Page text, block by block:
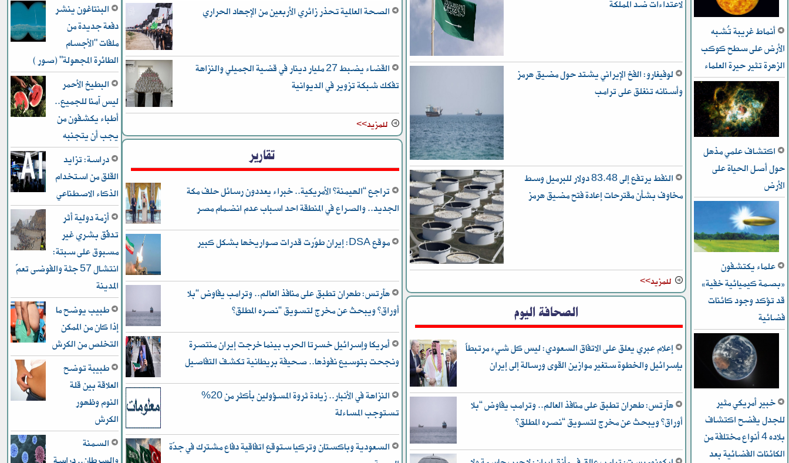
أنماط غريبة تُشبه
الأرض على سطح كوكب
الزهرة تثير حيرة العلماء
اكتشاف علمي مذهل
حول أصل الحياة على
الأرض
علماء يكتشفون
«بصمة كيميائية خفية»
قد تؤكد وجود كائنات
فضائية
خبير أمريكي مثير
للجدل يفضح اكتشاف
بلاده 4 أنواع مختلفة من
الكائنات الفضائية بعد
لاعتداءات ضد المملكة
لوفيغارو: الفخ الإيراني يشتد حول مضيق هرمز
وأسنانه تنغلق على ترامب
النفط يرتفع إلى 83.48 دولار للبرميل وسط
مخاوف بشأن مقترحات إعادة فتح مضيق هرمز
للمزيد>>
الصحافة اليوم
إعلام عبري يعلق على الاتفاق السعودي: ليس كل شيء مرتبطاً
بإسرائيل والخطوة ستغير موازين القوى ورسالة إلى إيران
هآرتس: طهران تطبق على منافذ العالم.. وترامب يفاوض “بلا
أوراق” ويبحث عن مخرج لتسويق “نصره المطلق”
الصحة العالمية تحذر زائري الأربعين من الإجهاد الحراري
القضاء يضبط 27 مليار دينار في قضية الجميلي والنزاهة
تفكك شبكة تزوير في الديوانية
للمزيد>>
تقارير
تراجع “الهيمنة” الأمريكية.. خبراء يعددون رسائل حلف مكة
الجديد.. والصراع في المنطقة احد اسباب عدم انضمام مصر
موقع DSA: إيران طوّرت قدرات صواريخها بشكل كبير
هآرتس: طهران تطبق على منافذ العالم.. وترامب يفاوض “بلا
أوراق” ويبحث عن مخرج لتسويق “نصره المطلق”
أمريكا وإسرائيل خسرتا الحرب بينما خرجت إيران منتصرة
ونجحت بتوسيع نفوذها.. صحيفة بريطانية تكشف التفاصيل
النزاهة في الأنبار.. زيادة ثروة المسؤولين بأكثر من 20%
تستوجب المساءلة
السعودية وباكستان وتركيا ستوقع اتفاقية دفاع مشترك في جدّة
البنتاغون ينشر
دفعة جديدة من
ملفات "الأجسام
الطائرة المجهولة" (صور )
البطيخ الأحمر
ليس آمنا للجميع..
أطباء يكشفون من
يجب أن يتجنبه
دراسة: تزايد
القلق من استخدام
الذكاء الاصطناعي
أزمة دولية أثر
تدفّق بشري غير
مسبوق على سبتة:
انتشال 57 جثة والفوضى تعمّ
المدينة
طبيب يوضح ما
إذا كان من الممكن
التخلص من الكرش
طبيبة توضح
العلاقة بين قلة
النوم وظهور
الكرش
السمنة